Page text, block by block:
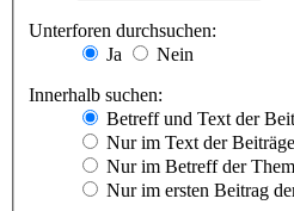
Unterforen durchsuchen:
Ja
Nein
Innerhalb suchen:
Betreff und Text der
Nur im Text der Beiträge
Nur im Betreff der
Nur im ersten Beitrag